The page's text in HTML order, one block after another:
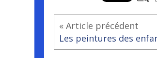
« Article précédent